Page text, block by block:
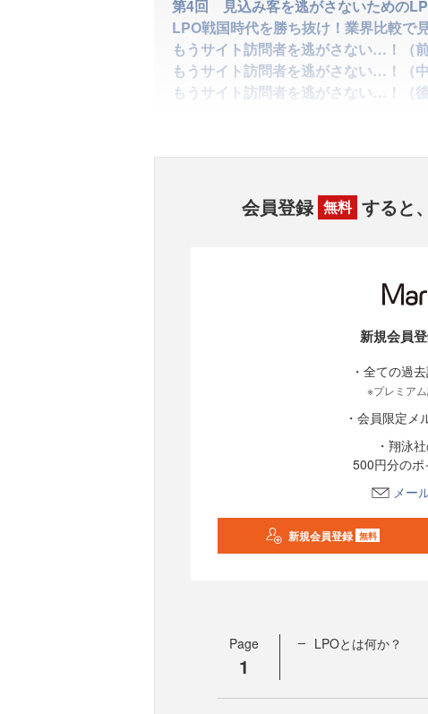
第4回 見込み客を逃がさないための
LPO戦国時代を勝ち抜け！業界比較で
もうサイト訪問者を逃がさない…！（前
もうサイト訪問者を逃がさない…！（中
もうサイト訪問者を逃がさない…！（後
会員登録 無料 すると
新規会員
・全ての過
※プレミア
・会員限定メ
・翔泳
500円分のポ
メー
新規会員登録 無料
Page
1
LPOとは何か？